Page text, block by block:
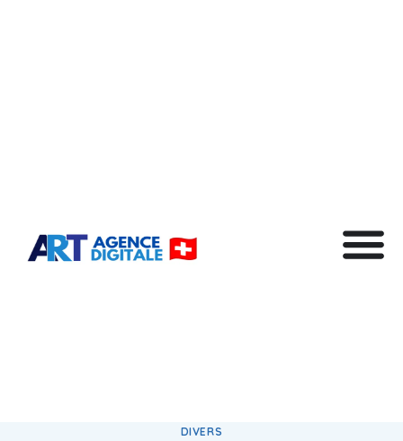
DIVERS